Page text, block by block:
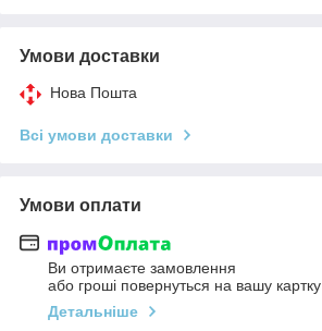
Умови доставки
Нова Пошта
Всі умови доставки
Умови оплати
Ви отримаєте замовлення
або гроші повернуться на вашу картку
Детальніше